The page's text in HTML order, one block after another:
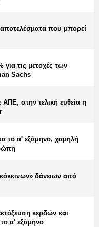
που μπορεί
τις μετοχές των
Sachs
στην τελική ευθεία η
το α' εξάμηνο, χαμηλή
δάνειων από
κερδών και
α' εξάμηνο